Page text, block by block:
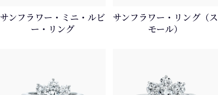
サンフラワー・ミニ・ルビ
ー・リング
サンフラワー・リング（ス
モール）